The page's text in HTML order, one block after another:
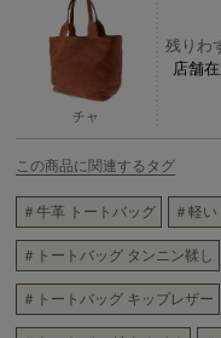
チャ
残りわ
店舗
この商品に関連するタグ
＃牛革 トートバッグ ＃軽
＃トートバッグ タンニン鞣し
＃トートバッグ キップレザー